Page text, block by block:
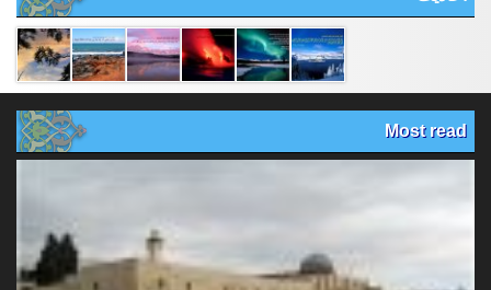
Most read